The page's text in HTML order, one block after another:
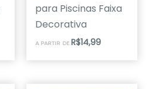
para Piscinas Faixa
Decorativa
A PARTIR DE R$14,99